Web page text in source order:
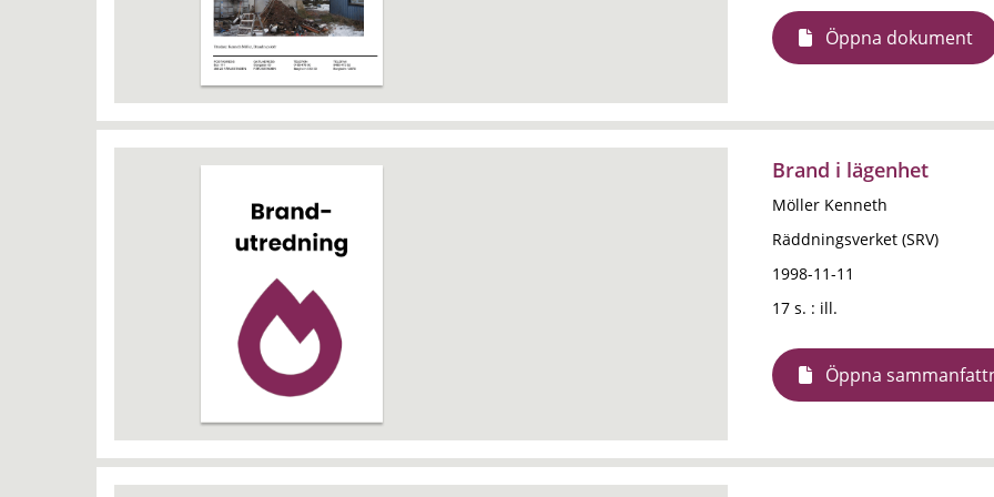
Öppna dokument
Brand i lägenhet
Möller Kenneth
Räddningsverket (SRV)
1998-11-11
17 s. : ill.
Öppna